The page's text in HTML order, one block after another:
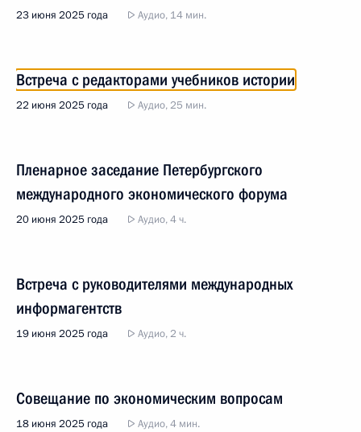
23 июня 2025 года Аудио, 14 мин.
Встреча с редакторами учебников истории
22 июня 2025 года Аудио, 25 мин.
Пленарное заседание Петербургского
международного экономического форума
20 июня 2025 года Аудио, 4 ч.
Встреча с руководителями международных
информагентств
19 июня 2025 года Аудио, 2 ч.
Совещание по экономическим вопросам
18 июня 2025 года Аудио, 4 мин.